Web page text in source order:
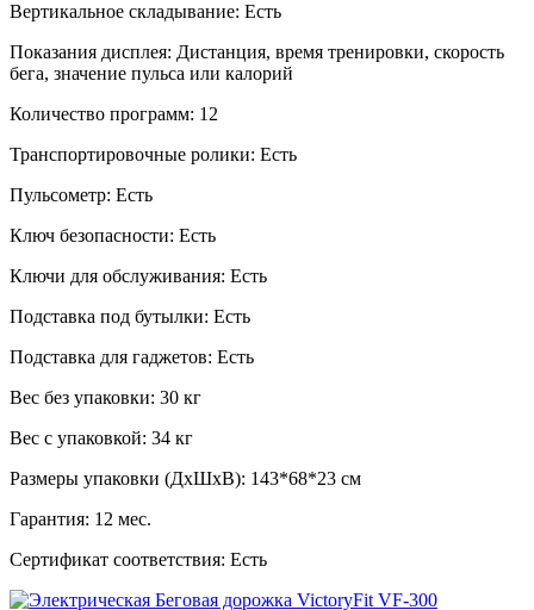
Вертикальное складывание: Есть
Показания дисплея: Дистанция, время тренировки, скорость
бега, значение пульса или калорий
Количество программ: 12
Транспортировочные ролики: Есть
Пульсометр: Есть
Ключ безопасности: Есть
Ключи для обслуживания: Есть
Подставка под бутылки: Есть
Подставка для гаджетов: Есть
Вес без упаковки: 30 кг
Вес с упаковкой: 34 кг
Размеры упаковки (ДxШxВ): 143*68*23 см
Гарантия: 12 мес.
Сертификат соответствия: Есть